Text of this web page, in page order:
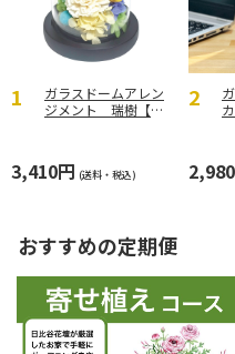
ガラスドームアレン
ジメント 瑞樹【弔
3,410円 (送料・税込)
おすすめの定期便